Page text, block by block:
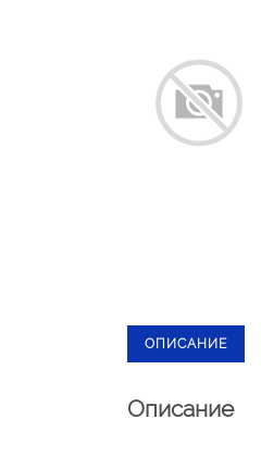
ОПИСАНИЕ
Описание